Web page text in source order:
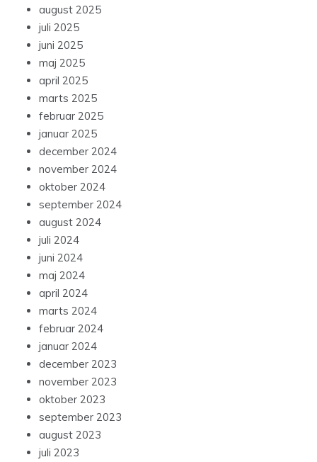
august 2025
juli 2025
juni 2025
maj 2025
april 2025
marts 2025
februar 2025
januar 2025
december 2024
november 2024
oktober 2024
september 2024
august 2024
juli 2024
juni 2024
maj 2024
april 2024
marts 2024
februar 2024
januar 2024
december 2023
november 2023
oktober 2023
september 2023
august 2023
juli 2023